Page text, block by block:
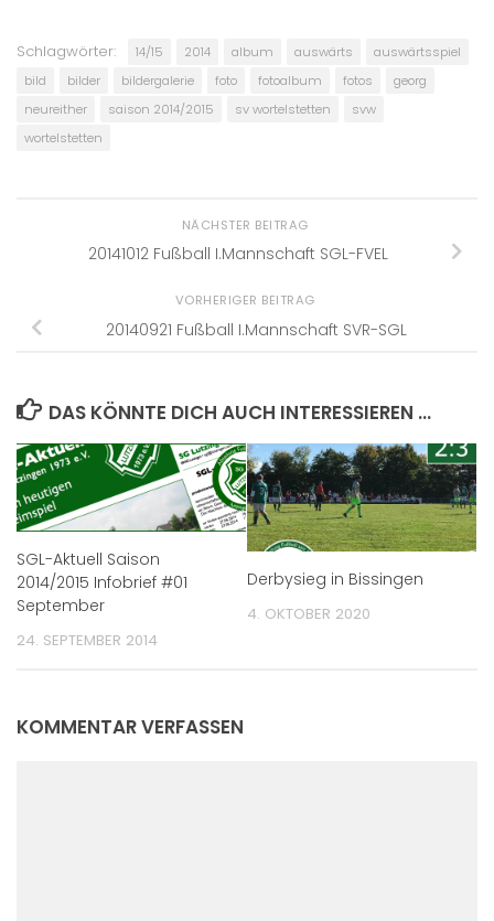
Schlagwörter: 14/15 2014 album auswärts
auswärtsspiel
bild
bilder bildergalerie foto fotoalbum fotos
georg
neureither
saison 2014/2015 sv wortelstetten
svw
wortelstetten
NÄCHSTER BEITRAG
20141012 Fußball I.Mannschaft SGL-FVEL
VORHERIGER BEITRAG
20140921 Fußball I.Mannschaft SVR-SGL
DAS KÖNNTE DICH AUCH INTERESSIEREN …
SGL-Aktuell Saison
2014/2015 Infobrief #01
September
24. SEPTEMBER 2014
Derbysieg in Bissingen
4. OKTOBER 2020
KOMMENTAR VERFASSEN